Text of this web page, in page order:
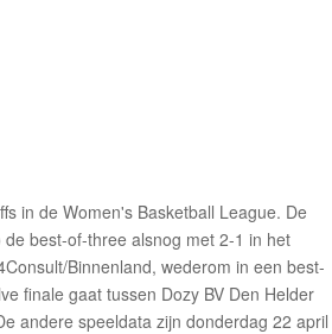
in de Women's Basketball League. De
best-of-three alsnog met 2-1 in het
Binnenland, wederom in een best-
finale gaat tussen Dozy BV Den Helder
andere speeldata zijn donderdag 22 april